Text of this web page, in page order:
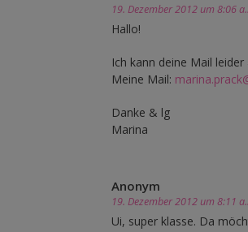
19. Dezember 2012 um 8:06
Hallo!
Ich kann deine Mail
Meine Mail:
Danke & lg
Marina
Anonym
19. Dezember 2012 um 8:11
Ui, super klasse. Da